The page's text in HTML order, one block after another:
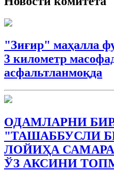
"Зиғир" маҳалла
3 километр
асфальтланмоқда
ОДАМЛАРНИ
"ТАШАББУСЛИ
ЛОЙИҲА
ЎЗ АКСИНИ